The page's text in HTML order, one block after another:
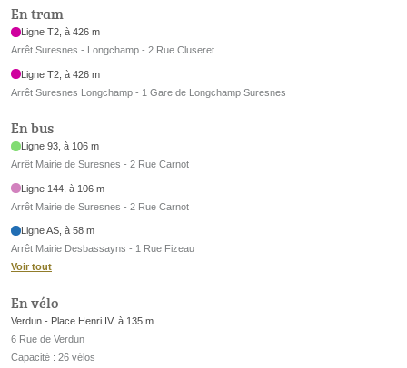
En tram
Ligne T2, à 426 m
Arrêt Suresnes - Longchamp - 2 Rue Cluseret
Ligne T2, à 426 m
Arrêt Suresnes Longchamp - 1 Gare de Longchamp Suresnes
En bus
Ligne 93, à 106 m
Arrêt Mairie de Suresnes - 2 Rue Carnot
Ligne 144, à 106 m
Arrêt Mairie de Suresnes - 2 Rue Carnot
Ligne AS, à 58 m
Arrêt Mairie Desbassayns - 1 Rue Fizeau
Voir tout
En vélo
Verdun - Place Henri IV, à 135 m
6 Rue de Verdun
Capacité : 26 vélos